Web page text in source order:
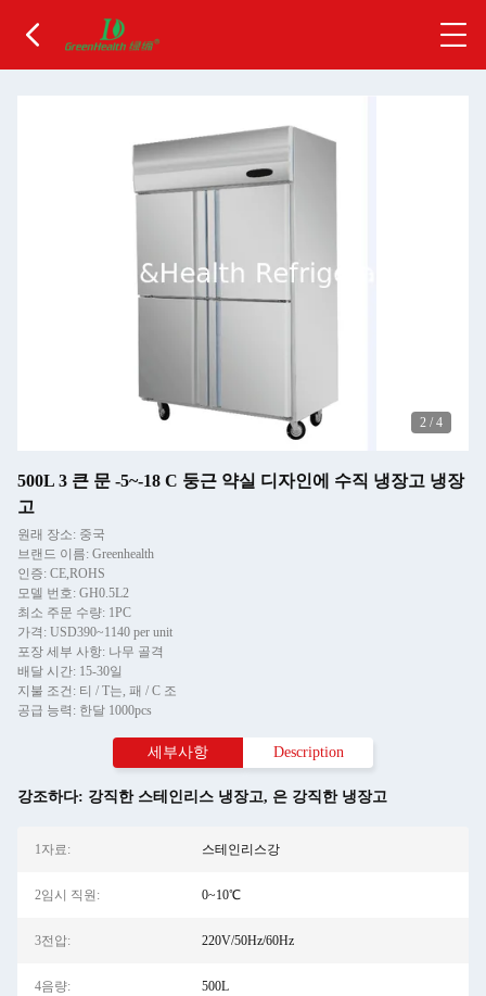
2 / 4
500L 3 큰 문 -5~-18 C 둥근 약실 디자인에 수직 냉장고 냉장
고
원래 장소: 중국
브랜드 이름: Greenhealth
인증: CE,ROHS
모델 번호: GH0.5L2
최소 주문 수량: 1PC
가격: USD390~1140 per unit
포장 세부 사항: 나무 골격
배달 시간: 15-30일
지불 조건: 티 / T는, 패 / C 조
공급 능력: 한달 1000pcs
세부사항 Description
강조하다: 강직한 스테인리스 냉장고, 은 강직한 냉장고
1자료: 스테인리스강
2임시 직원: 0~10℃
3전압: 220V/50Hz/60Hz
4음량: 500L